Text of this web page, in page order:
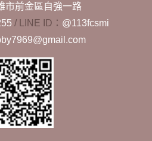
市前金區自強一路
/ LINE ID： @113fcsmi